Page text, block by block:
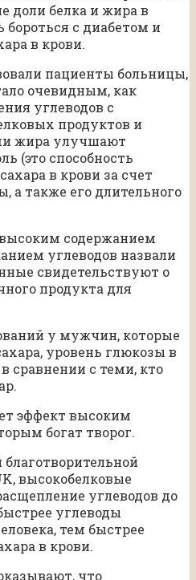
доли белка и жира в
с диабетом и
в крови.
пациенты больницы,
очевидным, как
углеводов с
продуктов и
жира улучшают
(это способность
в крови за счет
а также его длительного
содержанием
углеводов назвали
свидетельствуют о
продукта для
у мужчин, которые
уровень глюкозы в
сравнении с теми, кто
эффект высоким
богат творог.
высокобелковые
углеводов до
углеводы
тем быстрее
в крови.
что